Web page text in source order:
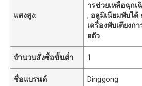
แสงสูง:
ารช่วยเหลือฉุกเ
, อลูมิเนียมพับไ
เครื่องพับเตียงก
ยตัว
จำนวนสั่งซื้อขั้นต่ำ 1
ชื่อแบรนด์ Dinggong